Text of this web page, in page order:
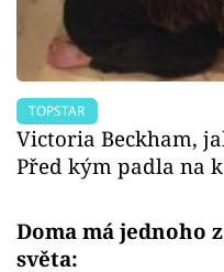
TOPSTAR
Victoria Beckham,
Před kým padla na
Doma má jednoho
světa: